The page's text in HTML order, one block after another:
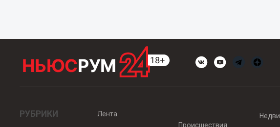
РУБРИКИ
Лента
Происшествия